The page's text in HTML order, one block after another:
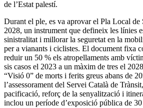
de l’Estat palestí.
Durant el ple, es va aprovar el Pla Local de
2028, un instrument que defineix les línies
sinistralitat i millorar la seguretat en la
per a vianants i ciclistes. El document fixa
reduir un 50 % els atropellaments amb
sis casos el 2023 a un màxim de tres el
“Visió 0” de morts i ferits greus abans de
l’assessorament del Servei Català de
pacificació, reforç de la senyalització i
inclou un període d’exposició pública de 30